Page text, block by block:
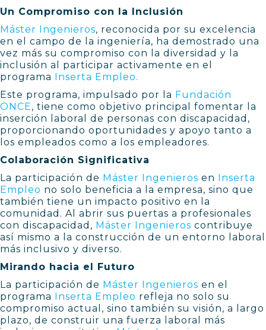
Un Compromiso con la Inclusión
Máster Ingenieros, reconocida por su excelencia
en el campo de la ingeniería, ha demostrado una
vez más su compromiso con la diversidad y la
inclusión al participar activamente en el
programa Inserta Empleo.
Este programa, impulsado por la Fundación
ONCE, tiene como objetivo principal fomentar la
inserción laboral de personas con discapacidad,
proporcionando oportunidades y apoyo tanto a
los empleados como a los empleadores.
Colaboración Significativa
La participación de Máster Ingenieros en Inserta
Empleo no solo beneficia a la empresa, sino que
también tiene un impacto positivo en la
comunidad. Al abrir sus puertas a profesionales
con discapacidad, Máster Ingenieros contribuye
así mismo a la construcción de un entorno laboral
más inclusivo y diverso.
Mirando hacia el Futuro
La participación de Máster Ingenieros en el
programa Inserta Empleo refleja no solo su
compromiso actual, sino también su visión, a largo
plazo, de construir una fuerza laboral más